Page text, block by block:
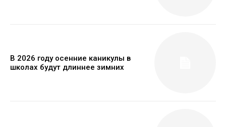
В 2026 году осенние каникулы в
школах будут длиннее зимних